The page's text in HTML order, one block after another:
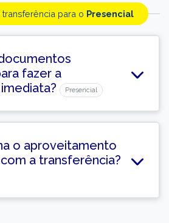
para o Presencial
fazer a
Presencial
o aproveitamento
a transferência?